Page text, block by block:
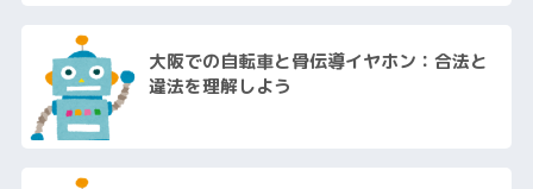
大阪での自転車と骨伝導イヤホン：合法と
違法を理解しよう